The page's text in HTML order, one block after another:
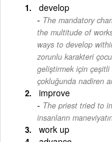
develop
The mandatory
the multitude of
ways to develop
zorunlu karakteri
geliştirmek için çeşitli
çokluğunda nadiren
improve
The priest tried to
insanların
work up